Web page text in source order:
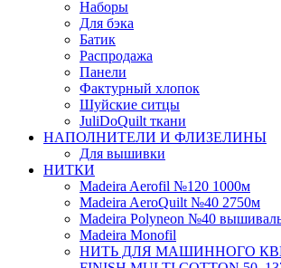
Наборы
Для бэка
Батик
Распродажа
Панели
Фактурный хлопок
Шуйские ситцы
JuliDoQuilt ткани
НАПОЛНИТЕЛИ И ФЛИЗЕЛИНЫ
Для вышивки
НИТКИ
Madeira Aerofil №120 1000м
Madeira AeroQuilt №40 2750м
Madeira Polyneon №40
Мadeira Monofil
НИТЬ ДЛЯ МАШИННОГО